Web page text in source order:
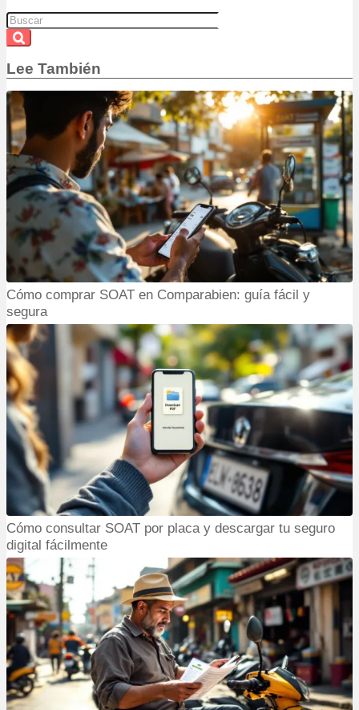
Lee También
Cómo comprar SOAT en Comparabien: guía fácil y
segura
Cómo consultar SOAT por placa y descargar tu seguro
digital fácilmente